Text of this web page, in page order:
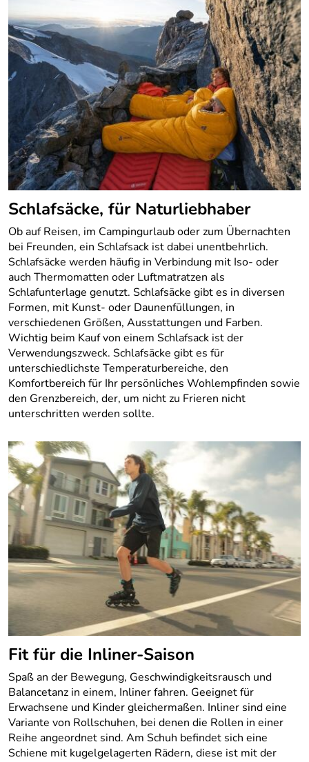
Schlafsäcke, für Naturliebhaber
Ob auf Reisen, im Campingurlaub oder zum Übernachten
bei Freunden, ein Schlafsack ist dabei unentbehrlich.
Schlafsäcke werden häufig in Verbindung mit Iso- oder
auch Thermomatten oder Luftmatratzen als
Schlafunterlage genutzt. Schlafsäcke gibt es in diversen
Formen, mit Kunst- oder Daunenfüllungen, in
verschiedenen Größen, Ausstattungen und Farben.
Wichtig beim Kauf von einem Schlafsack ist der
Verwendungszweck. Schlafsäcke gibt es für
unterschiedlichste Temperaturbereiche, den
Komfortbereich für Ihr persönliches Wohlempfinden sowie
den Grenzbereich, der, um nicht zu Frieren nicht
unterschritten werden sollte.
Fit für die Inliner-Saison
Spaß an der Bewegung, Geschwindigkeitsrausch und
Balancetanz in einem, Inliner fahren. Geeignet für
Erwachsene und Kinder gleichermaßen. Inliner sind eine
Variante von Rollschuhen, bei denen die Rollen in einer
Reihe angeordnet sind. Am Schuh befindet sich eine
Schiene mit kugelgelagerten Rädern, diese ist mit der